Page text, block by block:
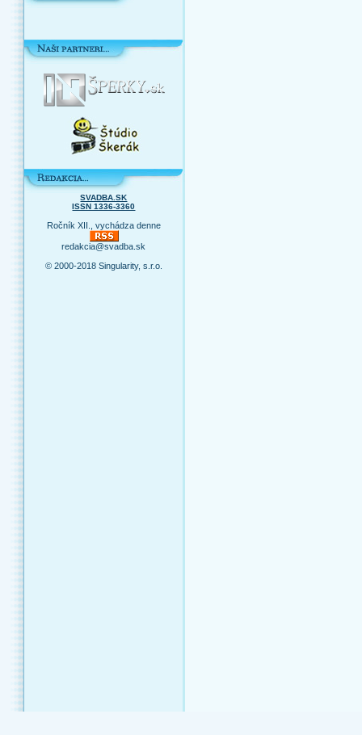
SVADBA.SK
ISSN 1336-3360
Ročník XII., vychádza denne
redakcia@svadba.sk
© 2000-2018 Singularity, s.r.o.